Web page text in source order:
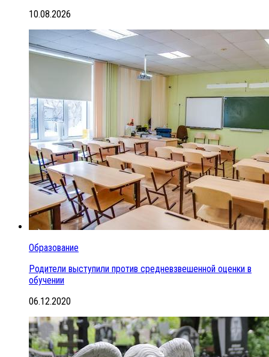
10.08.2026
Образование
Родители выступили против средневзвешенной оценки в
обучении
06.12.2020